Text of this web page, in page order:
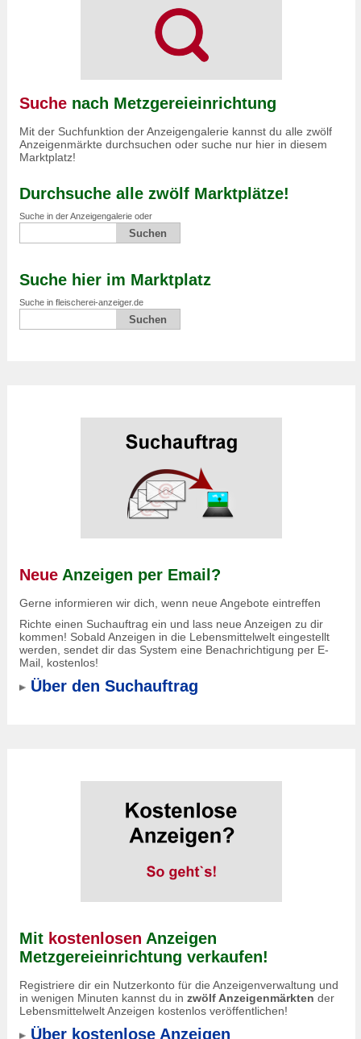
Suche nach Metzgereieinrichtung
Mit der Suchfunktion der Anzeigengalerie kannst du alle zwölf
Anzeigenmärkte durchsuchen oder suche nur hier in diesem
Marktplatz!
Durchsuche alle zwölf Marktplätze!
Suche in der Anzeigengalerie oder
Suche hier im Marktplatz
Suche in fleischerei-anzeiger.de
Neue Anzeigen per Email?
Gerne informieren wir dich, wenn neue Angebote eintreffen
Richte einen Suchauftrag ein und lass neue Anzeigen zu dir
kommen! Sobald Anzeigen in die Lebensmittelwelt eingestellt
werden, sendet dir das System eine Benachrichtigung per E-
Mail, kostenlos!
Über den Suchauftrag
Mit kostenlosen Anzeigen
Metzgereieinrichtung verkaufen!
Registriere dir ein Nutzerkonto für die Anzeigenverwaltung und
in wenigen Minuten kannst du in zwölf Anzeigenmärkten der
Lebensmittelwelt Anzeigen kostenlos veröffentlichen!
Über kostenlose Anzeigen